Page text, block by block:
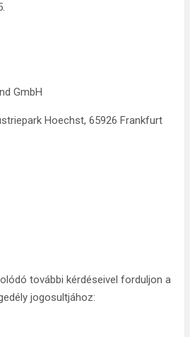
GmbH
Hoechst, 65926 Frankfurt
további kérdéseivel forduljon a
jogosultjához: